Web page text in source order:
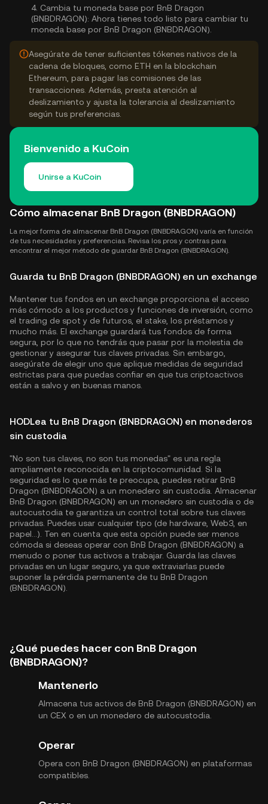
4. Cambia tu moneda base por BnB Dragon
(BNBDRAGON): Ahora tienes todo listo para cambiar tu
moneda base por BnB Dragon (BNBDRAGON).
Asegúrate de tener suficientes tókenes nativos de la
cadena de bloques, como ETH en la blockchain
Ethereum, para pagar las comisiones de las
transacciones. Además, presta atención al
deslizamiento y ajusta la tolerancia al deslizamiento
según tus preferencias.
Bienvenido a KuCoin
Unirse a KuCoin
Cómo almacenar BnB Dragon (BNBDRAGON)
La mejor forma de almacenar BnB Dragon (BNBDRAGON) varía en función
de tus necesidades y preferencias. Revisa los pros y contras para
encontrar el mejor método de guardar BnB Dragon (BNBDRAGON).
Guarda tu BnB Dragon (BNBDRAGON) en un exchange
Mantener tus fondos en un exchange proporciona el acceso
más cómodo a los productos y funciones de inversión, como
el trading de spot y de futuros, el stake, los préstamos y
mucho más. El exchange guardará tus fondos de forma
segura, por lo que no tendrás que pasar por la molestia de
gestionar y asegurar tus claves privadas. Sin embargo,
asegúrate de elegir uno que aplique medidas de seguridad
estrictas para que puedas confiar en que tus criptoactivos
están a salvo y en buenas manos.
HODLea tu BnB Dragon (BNBDRAGON) en monederos
sin custodia
"No son tus claves, no son tus monedas" es una regla
ampliamente reconocida en la criptocomunidad. Si la
seguridad es lo que más te preocupa, puedes retirar BnB
Dragon (BNBDRAGON) a un monedero sin custodia. Almacenar
BnB Dragon (BNBDRAGON) en un monedero sin custodia o de
autocustodia te garantiza un control total sobre tus claves
privadas. Puedes usar cualquier tipo (de hardware, Web3, en
papel...). Ten en cuenta que esta opción puede ser menos
cómoda si deseas operar con BnB Dragon (BNBDRAGON) a
menudo o poner tus activos a trabajar. Guarda las claves
privadas en un lugar seguro, ya que extraviarlas puede
suponer la pérdida permanente de tu BnB Dragon
(BNBDRAGON).
¿Qué puedes hacer con BnB Dragon
(BNBDRAGON)?
Mantenerlo
Almacena tus activos de BnB Dragon (BNBDRAGON) en
un CEX o en un monedero de autocustodia.
Operar
Opera con BnB Dragon (BNBDRAGON) en plataformas
compatibles.